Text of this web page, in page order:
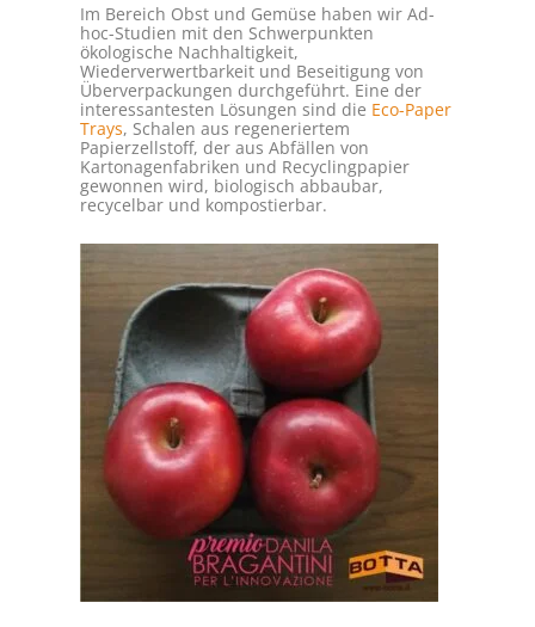
Im Bereich Obst und Gemüse haben wir Ad-
hoc-Studien mit den Schwerpunkten
ökologische Nachhaltigkeit,
Wiederverwertbarkeit und Beseitigung von
Überverpackungen durchgeführt. Eine der
interessantesten Lösungen sind die Eco-Paper
Trays, Schalen aus regeneriertem
Papierzellstoff, der aus Abfällen von
Kartonagenfabriken und Recyclingpapier
gewonnen wird, biologisch abbaubar,
recycelbar und kompostierbar.